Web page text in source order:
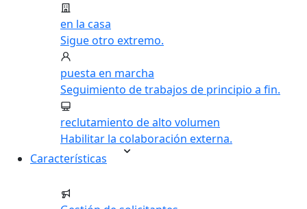
en la casa
Sigue otro extremo.
puesta en marcha
Seguimiento de trabajos de principio a fin.
reclutamiento de alto volumen
Habilitar la colaboración externa.
Características